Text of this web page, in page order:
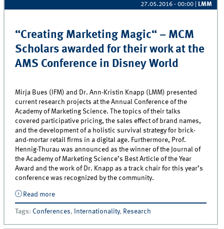
27.05.2016 - 00:00 LMM
“Creating Marketing Magic“ – MCM
Scholars awarded for their work at the
AMS Conference in Disney World
Mirja Bues (IFM) and Dr. Ann-Kristin Knapp (LMM) presented
current research projects at the Annual Conference of the
Academy of Marketing Science. The topics of their talks
covered participative pricing, the sales effect of brand names,
and the development of a holistic survival strategy for brick-
and-mortar retail firms in a digital age. Furthermore, Prof.
Hennig-Thurau was announced as the winner of the Journal of
the Academy of Marketing Science’s Best Article of the Year
Award and the work of Dr. Knapp as a track chair for this year’s
conference was recognized by the community.
Read moreabout “Creating Marketing Magic“ – MCM Scholars
awarded for their work at the AMS Conference in
Disney World
Tags: Conferences, Internationality, Research